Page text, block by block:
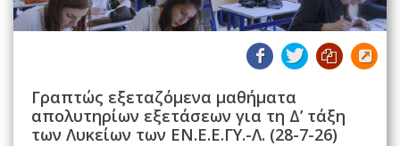
Γραπτώς εξεταζόμενα μαθήματα
απολυτηρίων εξετάσεων για τη Δ’ τάξη
των Λυκείων των ΕΝ.Ε.Ε.ΓΥ.-Λ. (28-7-26)